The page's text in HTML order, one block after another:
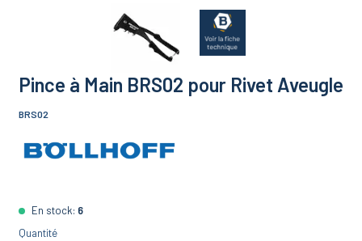
Pince à Main BRS02 pour Rivet Aveugle
BRS02
En stock: 6
Quantité